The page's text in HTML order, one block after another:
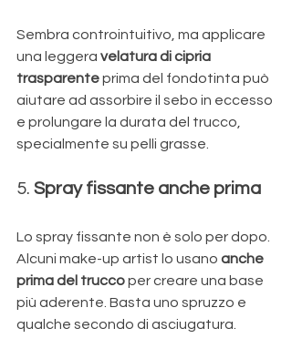
Sembra controintuitivo, ma applicare
una leggera velatura di cipria
trasparente prima del fondotinta può
aiutare ad assorbire il sebo in eccesso
e prolungare la durata del trucco,
specialmente su pelli grasse.
5. Spray fissante anche prima
Lo spray fissante non è solo per dopo.
Alcuni make-up artist lo usano anche
prima del trucco per creare una base
più aderente. Basta uno spruzzo e
qualche secondo di asciugatura.